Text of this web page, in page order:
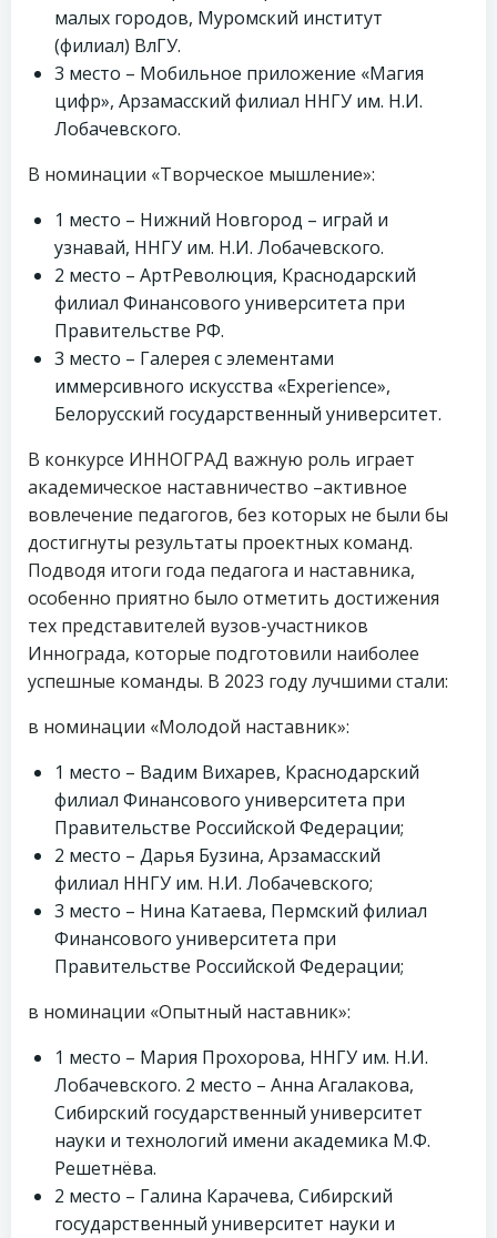
малых городов, Муромский институт
(филиал) ВлГУ.
3 место – Мобильное приложение «Магия
цифр», Арзамасский филиал ННГУ им. Н.И.
Лобачевского.
В номинации «Творческое мышление»:
1 место – Нижний Новгород – играй и
узнавай, ННГУ им. Н.И. Лобачевского.
2 место – АртРеволюция, Краснодарский
филиал Финансового университета при
Правительстве РФ.
3 место – Галерея с элементами
иммерсивного искусства «Experience»,
Белорусский государственный университет.
В конкурсе ИННОГРАД важную роль играет
академическое наставничество –активное
вовлечение педагогов, без которых не были бы
достигнуты результаты проектных команд.
Подводя итоги года педагога и наставника,
особенно приятно было отметить достижения
тех представителей вузов-участников
Иннограда, которые подготовили наиболее
успешные команды. В 2023 году лучшими стали:
в номинации «Молодой наставник»:
1 место – Вадим Вихарев, Краснодарский
филиал Финансового университета при
Правительстве Российской Федерации;
2 место – Дарья Бузина, Арзамасский
филиал ННГУ им. Н.И. Лобачевского;
3 место – Нина Катаева, Пермский филиал
Финансового университета при
Правительстве Российской Федерации;
в номинации «Опытный наставник»:
1 место – Мария Прохорова, ННГУ им. Н.И.
Лобачевского. 2 место – Анна Агалакова,
Сибирский государственный университет
науки и технологий имени академика М.Ф.
Решетнёва.
2 место – Галина Карачева, Сибирский
государственный университет науки и